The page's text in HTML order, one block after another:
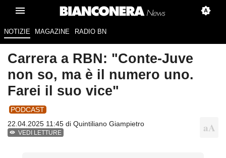
NOTIZIE MAGAZINE RADIO BN
Carrera a RBN: "Conte-Juve
non so, ma è il numero uno.
Farei il suo vice"
PODCAST
22.04.2025 11:45 di Quintiliano Giampietro
VEDI LETTURE